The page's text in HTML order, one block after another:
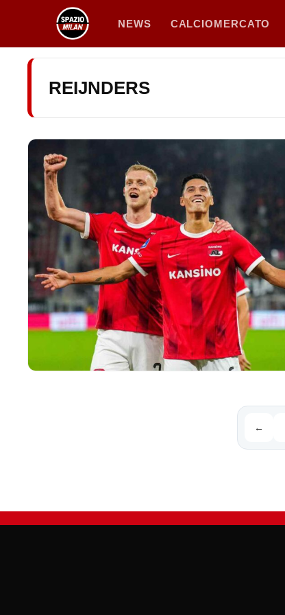
contenuto
NEWS CALCIOMERCATO
REIJNDERS
←